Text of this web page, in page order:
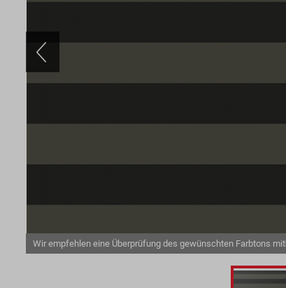
Wir empfehlen eine Überprüfung des gewünschten Farbtons